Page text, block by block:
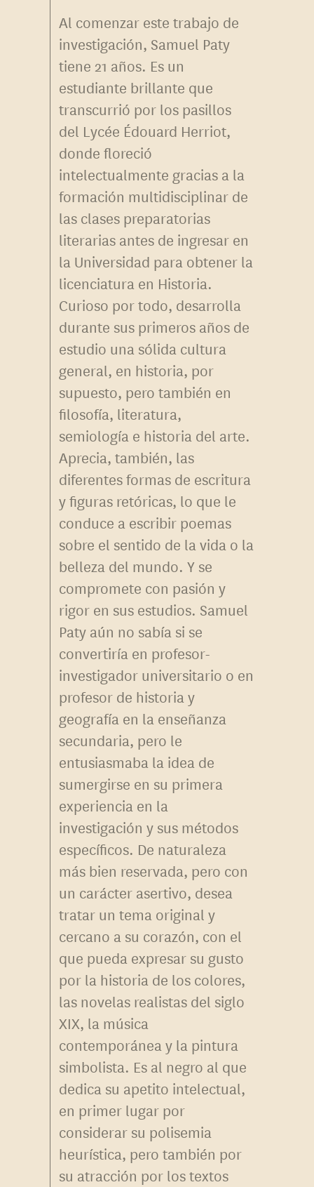
Al comenzar este trabajo de
investigación, Samuel Paty
tiene 21 años. Es un
estudiante brillante que
transcurrió por los pasillos
del Lycée Édouard Herriot,
donde floreció
intelectualmente gracias a la
formación multidisciplinar de
las clases preparatorias
literarias antes de ingresar en
la Universidad para obtener la
licenciatura en Historia.
Curioso por todo, desarrolla
durante sus primeros años de
estudio una sólida cultura
general, en historia, por
supuesto, pero también en
filosofía, literatura,
semiología e historia del arte.
Aprecia, también, las
diferentes formas de escritura
y figuras retóricas, lo que le
conduce a escribir poemas
sobre el sentido de la vida o la
belleza del mundo. Y se
compromete con pasión y
rigor en sus estudios. Samuel
Paty aún no sabía si se
convertiría en profesor-
investigador universitario o en
profesor de historia y
geografía en la enseñanza
secundaria, pero le
entusiasmaba la idea de
sumergirse en su primera
experiencia en la
investigación y sus métodos
específicos. De naturaleza
más bien reservada, pero con
un carácter asertivo, desea
tratar un tema original y
cercano a su corazón, con el
que pueda expresar su gusto
por la historia de los colores,
las novelas realistas del siglo
XIX, la música
contemporánea y la pintura
simbolista. Es al negro al que
dedica su apetito intelectual,
en primer lugar por
considerar su polisemia
heurística, pero también por
su atracción por los textos